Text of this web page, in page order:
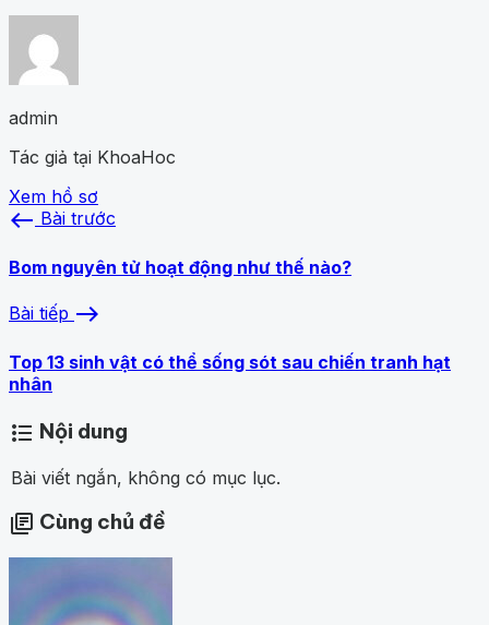
admin
Tác giả tại KhoaHoc
Xem hồ sơ
west Bài trước
Bom nguyên tử hoạt động như thế nào?
Bài tiếp east
Top 13 sinh vật có thể sống sót sau chiến tranh hạt
nhân
format_list_bulleted Nội dung
Bài viết ngắn, không có mục lục.
library_books Cùng chủ đề